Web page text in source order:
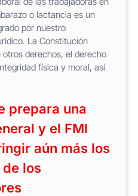
o lactancia es un
por nuestro
La Constitución
derechos, el derecho
física y moral, así
prepara una
y el FMI
aún más los
los